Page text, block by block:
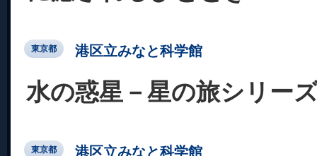
東京都 港区立みなと科学館
水の惑星－星の旅シリー
東京都 港区立みなと科学館